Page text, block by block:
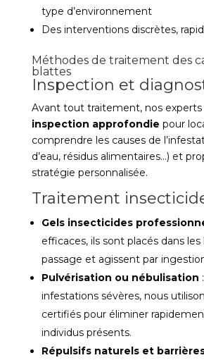
type d’environnement
Des interventions discrètes,
Méthodes de traitement des
blattes
Inspection et
Avant tout traitement, nos experts
inspection approfondie pour
comprendre les causes de
d’eau, résidus alimentaires…) et
stratégie personnalisée.
Traitement
Gels insecticides
efficaces, ils sont placés dans les
passage et agissent par
Pulvérisation ou nébulisation
infestations sévères, nous
certifiés pour éliminer
individus présents.
Répulsifs naturels et